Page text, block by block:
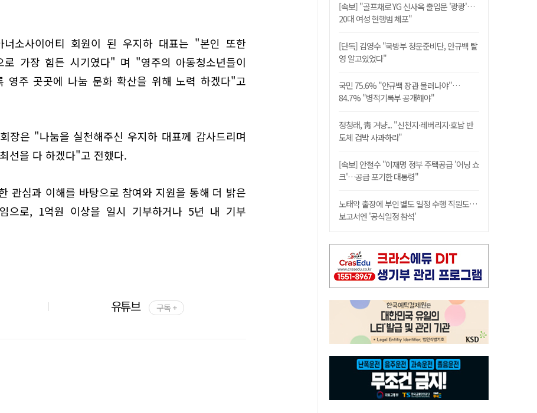
소사이어티 회원이 된 우지하 대표는 "본인 또한
로 가장 힘든 시기였다" 며 "영주의 아동청소년들이
영주 곳곳에 나눔 문화 확산을 위해 노력 하겠다"고
장은 "나눔을 실천해주신 우지하 대표께 감사드리며
선을 다 하겠다"고 전했다.
관심과 이해를 바탕으로 참여와 지원을 통해 더 밝은
으로, 1억원 이상을 일시 기부하거나 5년 내 기부
유튜브 구독 +
[속보] "골프채로 YG 신사옥 출입문 '쾅쾅'…
20대 여성 현행범 체포"
[단독] 김영수 "국방부 청문준비단, 안규백 탈
영 알고있었다"
국민 75.6% "안규백 장관 물러나야"…
84.7% "병적기록부 공개해야"
정청래, 靑 겨냥... "신천지·레버리지·호남 반
도체 겁박 사과하라"
[속보] 안철수 "이재명 정부 주택공급 '어닝 쇼
크'…공급 포기한 대통령"
노태악 출장에 부인 별도 일정 수행 직원도…
보고서엔 '공식일정 참석'